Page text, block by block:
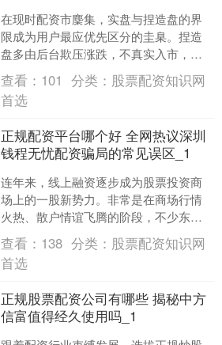
在现时配资市麇集，实盘与捏造盘的界
限成为用户最应优先区分的圭臬。捏造
盘多由后台欺压涨跌，不真实入市，不
单是可能被操控，且提现隐患极高。当
今市集上的配资公司主要分....
查看： 101 分类： 股票配资知识网
首选
正规配资平台哪个好 全网热议深圳
钱程无忧配资骗局的常见误区_1
连年来，线上融资逐步成为股票投资商
场上的一股新势力。非常是在商场行情
火热、散户情谊飞腾的阶段，不少东谈
主但愿通过杠杆器具造成放大盈利空
间，而线上配资平台恰好提供....
查看： 138 分类： 股票配资知识网
首选
正规股票配资公司有哪些 揭秘中方
信富值得经久使用吗_1